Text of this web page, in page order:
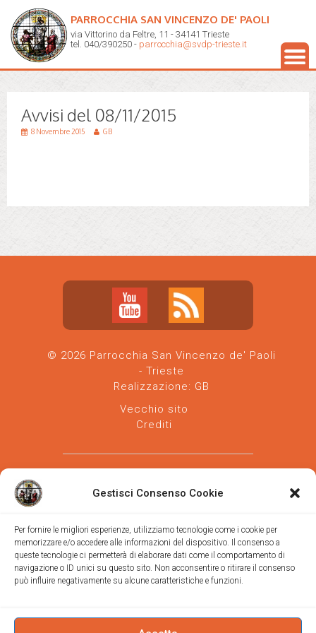
Gestisci Consenso Cookie
Per fornire le migliori esperienze, utilizziamo tecnologie come i cookie per
memorizzare e/o accedere alle informazioni del dispositivo. Il consenso a
queste tecnologie ci permetterà di elaborare dati come il comportamento di
navigazione o ID unici su questo sito. Non acconsentire o ritirare il consenso
può influire negativamente su alcune caratteristiche e funzioni.
PARROCCHIA SAN VINCENZO DE' PAOLI
via Vittorino da Feltre, 11 - 34141 Trieste
tel. 040/390250 - parrocchia@svdp-trieste.it
Avvisi del 08/11/2015
8 Novembre 2015 GB
© 2026 Parrocchia San Vincenzo de' Paoli
- Trieste
Realizzazione: GB
Vecchio sito
Crediti
Parrocchia san Vincenzo de' Paoli-Diocesi
di Trieste
via Vittorino da Feltre, 11 (chiesa)
Trieste